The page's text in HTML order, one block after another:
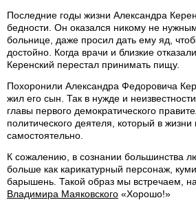
Последние годы жизни Александра
бедности. Он оказался никому не
больнице, даже просил дать ему яд,
достойно. Когда врачи и близкие
Керенский перестал принимать пищу.
Похоронили Александра Федоровича
жил его сын. Так в нужде и
главы первого демократического
политического деятеля, который в жизни
самостоятельно.
К сожалению, в сознании большинства
больше как карикатурный персонаж,
барышень. Такой образ мы встречаем,
Владимира Маяковского «Хорошо!»